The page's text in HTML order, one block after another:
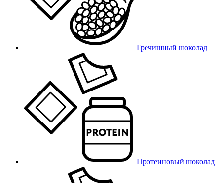
Гречишный шоколад
Протеиновый шоколад